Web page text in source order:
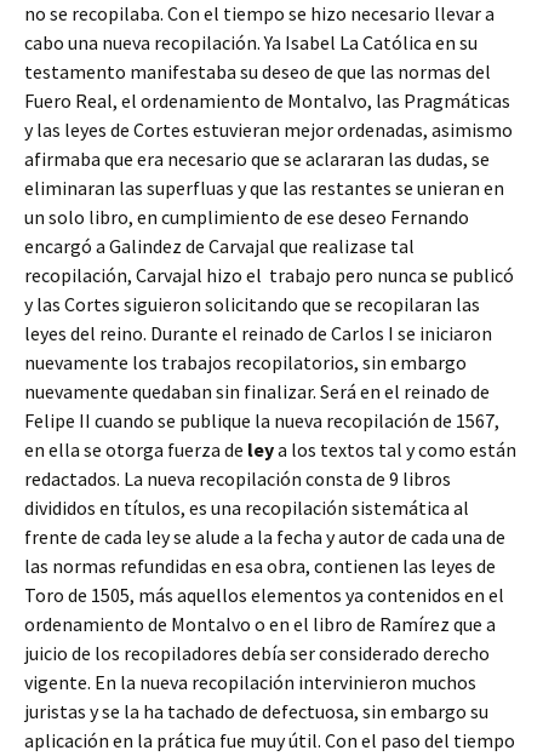
no se recopilaba. Con el tiempo se hizo necesario llevar a
cabo una nueva recopilación. Ya Isabel La Católica en su
testamento manifestaba su deseo de que las normas del
Fuero Real, el ordenamiento de Montalvo, las Pragmáticas
y las leyes de Cortes estuvieran mejor ordenadas, asimismo
afirmaba que era necesario que se aclararan las dudas, se
eliminaran las superfluas y que las restantes se unieran en
un solo libro, en cumplimiento de ese deseo Fernando
encargó a Galindez de Carvajal que realizase tal
recopilación, Carvajal hizo el trabajo pero nunca se publicó
y las Cortes siguieron solicitando que se recopilaran las
leyes del reino. Durante el reinado de Carlos I se iniciaron
nuevamente los trabajos recopilatorios, sin embargo
nuevamente quedaban sin finalizar. Será en el reinado de
Felipe II cuando se publique la nueva recopilación de 1567,
en ella se otorga fuerza de leya los textos tal y como están
redactados. La nueva recopilación consta de 9 libros
divididos en títulos, es una recopilación sistemática al
frente de cada ley se alude a la fecha y autor de cada una de
las normas refundidas en esa obra, contienen las leyes de
Toro de 1505, más aquellos elementos ya contenidos en el
ordenamiento de Montalvo o en el libro de Ramírez que a
juicio de los recopiladores debía ser considerado derecho
vigente. En la nueva recopilación intervinieron muchos
juristas y se la ha tachado de defectuosa, sin embargo su
aplicación en la prática fue muy útil. Con el paso del tiempo